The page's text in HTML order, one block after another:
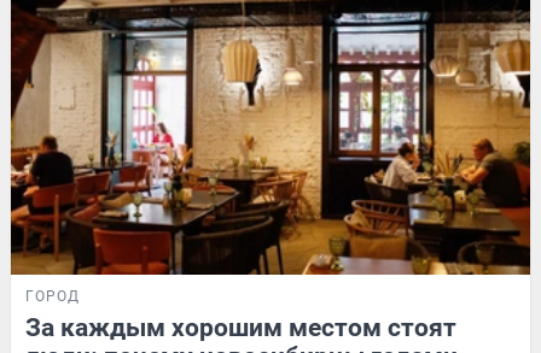
ГОРОД
За каждым хорошим местом стоят